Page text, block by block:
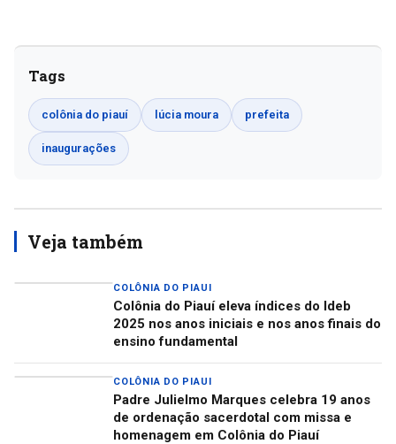
Tags
colônia do piauí lúcia moura prefeita
inaugurações
Veja também
COLÔNIA DO PIAUI
Colônia do Piauí eleva índices do Ideb
2025 nos anos iniciais e nos anos finais do
ensino fundamental
COLÔNIA DO PIAUI
Padre Julielmo Marques celebra 19 anos
de ordenação sacerdotal com missa e
homenagem em Colônia do Piauí